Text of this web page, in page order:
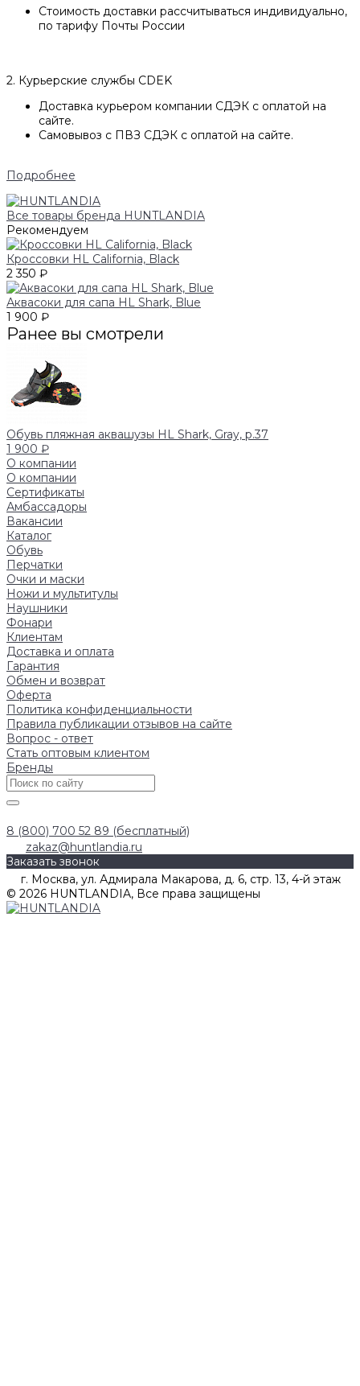
Стоимость доставки рассчитываться индивидуально,
по тарифу Почты России
2. Курьерские службы CDEK
Доставка курьером компании СДЭК с оплатой на
сайте.
Самовывоз с ПВЗ СДЭК с оплатой на сайте.
Подробнее
Все товары бренда HUNTLANDIA
Рекомендуем
Кроссовки HL California, Black
2 350 ₽
Аквасоки для сапа HL Shark, Blue
1 900 ₽
Ранее вы смотрели
Обувь пляжная аквашузы HL Shark, Gray, р.37
1 900 ₽
О компании
О компании
Сертификаты
Амбассадоры
Вакансии
Каталог
Обувь
Перчатки
Очки и маски
Ножи и мультитулы
Наушники
Фонари
Клиентам
Доставка и оплата
Гарантия
Обмен и возврат
Оферта
Политика конфиденциальности
Правила публикации отзывов на сайте
Вопрос - ответ
Стать оптовым клиентом
Бренды
8 (800) 700 52 89 (бесплатный)
zakaz@huntlandia.ru
Заказать звонок
г. Москва, ул. Адмирала Макарова, д. 6, стр. 13, 4-й этаж
© 2026 HUNTLANDIA, Все права защищены